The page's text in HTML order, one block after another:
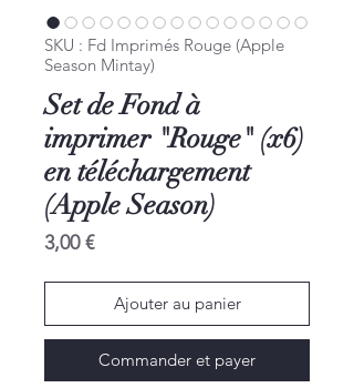
SKU : Fd Imprimés Rouge (Apple
Season Mintay)
Set de Fond à
imprimer "Rouge" (x6)
en téléchargement
(Apple Season)
3,00 €Prix
Ajouter au panier
Commander et payer